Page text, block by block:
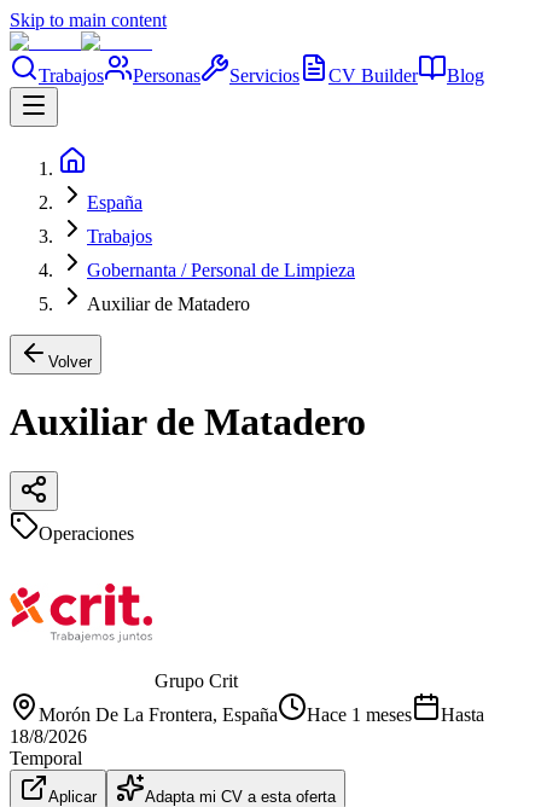
Skip to main content
Trabajos Personas Servicios CV Builder Blog
España
Trabajos
Gobernanta / Personal de Limpieza
Auxiliar de Matadero
Volver
Auxiliar de Matadero
Operaciones
Grupo Crit
Morón De La Frontera, España Hace 1 meses
Hasta
18/8/2026
Temporal
Aplicar Adapta mi CV a esta oferta